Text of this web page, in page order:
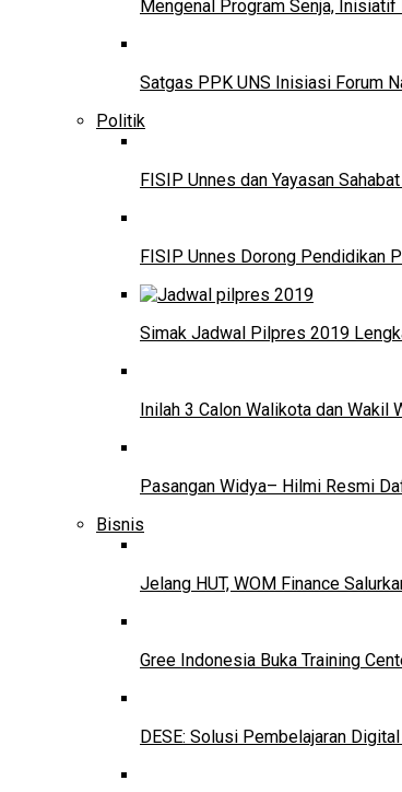
Mengenal Program Senja,
Satgas PPK UNS Inisiasi Forum
Politik
FISIP Unnes dan Yayasan
FISIP Unnes Dorong Pendidikan
Simak Jadwal Pilpres 2019
Inilah 3 Calon Walikota dan Wakil
Pasangan Widya– Hilmi Resmi
Bisnis
Jelang HUT, WOM Finance
Gree Indonesia Buka Training
DESE: Solusi Pembelajaran